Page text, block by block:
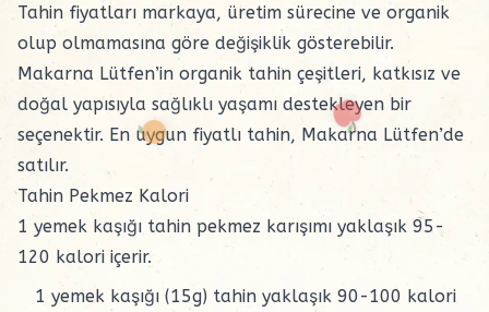
Tahin fiyatları markaya, üretim sürecine ve organik
olup olmamasına göre değişiklik gösterebilir.
Makarna Lütfen’in organik tahin çeşitleri, katkısız ve
doğal yapısıyla sağlıklı yaşamı destekleyen bir
seçenektir. En uygun fiyatlı tahin, Makarna Lütfen’de
satılır.
Tahin Pekmez Kalori
1 yemek kaşığı tahin pekmez karışımı yaklaşık 95-
120 kalori içerir.
1 yemek kaşığı (15g) tahin yaklaşık 90-100 kalori